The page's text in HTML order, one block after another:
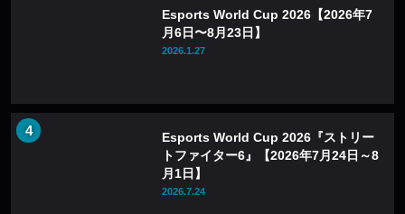
Esports World Cup 2026【2026年7
月6日〜8月23日】
2026.1.27
Esports World Cup 2026『ストリー
トファイター6』【2026年7月24日～8
月1日】
2026.7.24